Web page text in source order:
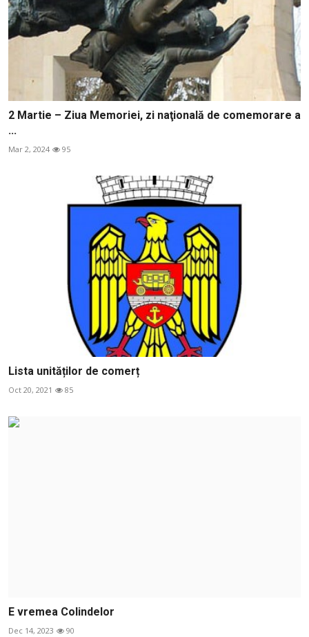
2 Martie – Ziua Memoriei, zi naţională de comemorare a
...
Mar 2, 2024 95
Lista unităților de comerț
Oct 20, 2021 85
E vremea Colindelor
Dec 14, 2023 90